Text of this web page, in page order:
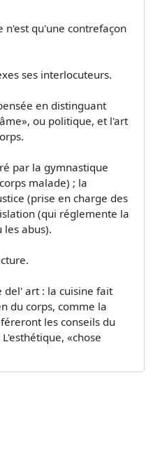
n'est qu'une contrefaçon
ses interlocuteurs.
en distinguant
ou politique, et l'art
par la gymnastique
malade) ; la
(prise en charge des
(qui réglemente la
abus).
del' art : la cuisine fait
du corps, comme la
les conseils du
«chose